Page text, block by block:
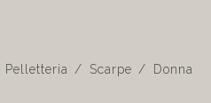
Pelletteria Scarpe Donna